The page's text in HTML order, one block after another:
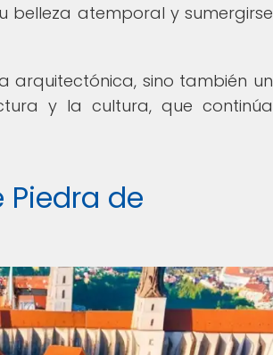
belleza atemporal y sumergirse
arquitectónica, sino también un
y la cultura, que continúa
Piedra de